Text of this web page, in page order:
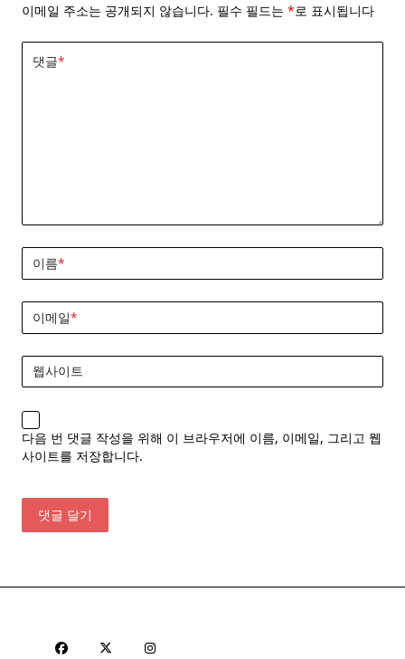
이메일 주소는 공개되지 않습니다. 필수 필드는 *로 표시됩니다
댓글*
이름*
이메일*
웹사이트
다음 번 댓글 작성을 위해 이 브라우저에 이름, 이메일, 그리고 웹
사이트를 저장합니다.